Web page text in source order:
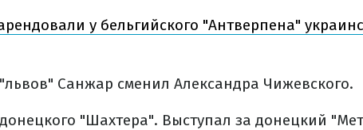
у бельгийского "Антверпена"
Санжар сменил Александра Чижевского.
"Шахтера". Выступал за донецкий